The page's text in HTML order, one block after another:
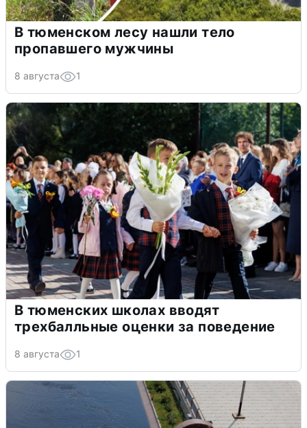
В тюменском лесу нашли тело
пропавшего мужчины
8 августа 1
В тюменских школах вводят
трехбалльные оценки за поведение
8 августа 1